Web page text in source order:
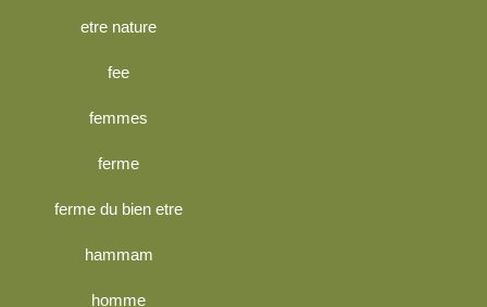
etre nature
fee
femmes
ferme
ferme du bien etre
hammam
homme